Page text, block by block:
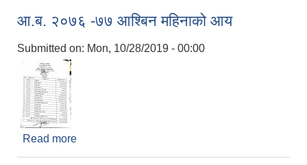
आ.ब. २०७६ -७७ आश्बिन महिनाको आय
Submitted on: Mon, 10/28/2019 - 00:00
Read more